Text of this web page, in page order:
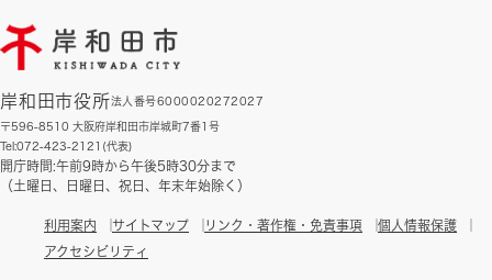
岸和田市役所法人番号6000020272027
〒596-8510 大阪府岸和田市岸城町7番1号
Tel:072-423-2121(代表)
開庁時間:午前9時から午後5時30分まで
（土曜日、日曜日、祝日、年末年始除く）
利用案内 サイトマップ リンク・著作権・免責事項
個人情報保護
アクセシビリティ